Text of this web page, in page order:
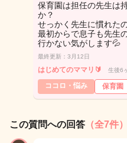
保育園は担任の先生は
か？
せっかく先生に慣れた
最初からで息子も先生
行かない気がします💦
最終更新：3月12日
はじめてのママリ🔰 生後6
ココロ・悩み 保育園
この質問への回答 （全7件）